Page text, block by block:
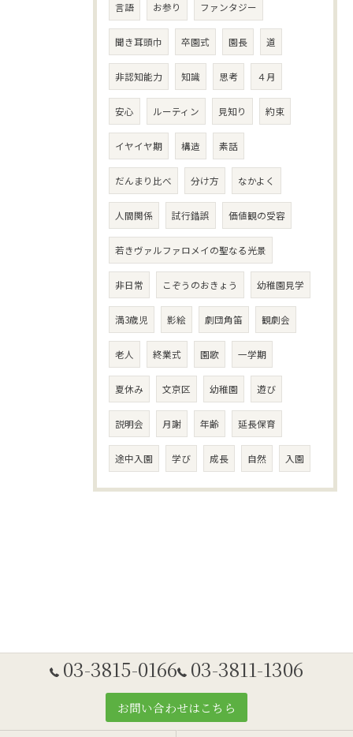
言語 お参り ファンタジー
聞き耳頭巾 卒園式 園長 道
非認知能力 知識 思考 ４月
安心 ルーティン 見知り 約束
イヤイヤ期 構造 素話
だんまり比べ 分け方 なかよく
人間関係 試行錯誤 価値観の受容
若きヴァルファロメイの聖なる光景
非日常 こぞうのおきょう 幼稚園見学
満3歳児 影絵 劇団角笛 観劇会
老人 終業式 園歌 一学期
夏休み 文京区 幼稚園 遊び
説明会 月謝 年齢 延長保育
途中入園 学び 成長 自然 入園
03-3815-0166 03-3811-1306
お問い合わせはこちら